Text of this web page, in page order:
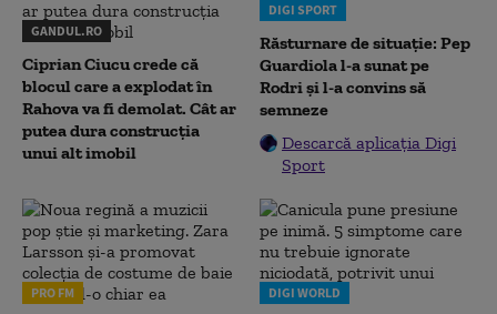
GANDUL.RO
Ciprian Ciucu crede că
blocul care a explodat în
Rahova va fi demolat. Cât ar
putea dura construcția
unui alt imobil
DIGI SPORT
Răsturnare de situație: Pep
Guardiola l-a sunat pe
Rodri și l-a convins să
semneze
Descarcă aplicația Digi
Sport
PRO FM DIGI WORLD